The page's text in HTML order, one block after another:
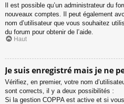
Il est possible qu’un administrateur du
nouveaux comptes. Il peut également
nom d’utilisateur que vous souhaitez
du forum pour obtenir de l’aide.
Haut
Je suis enregistré mais je ne
Vérifiez, en premier, votre nom
sont corrects, il y a deux possibilités :
Si la gestion COPPA est active et si